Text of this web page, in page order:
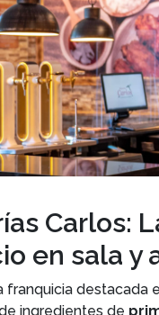
Carlos:
en sala y
franquicia destacada
ingredientes de